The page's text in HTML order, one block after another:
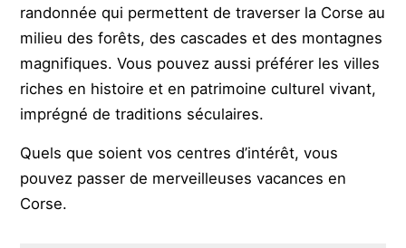
randonnée qui permettent de traverser la Corse au
milieu des forêts, des cascades et des montagnes
magnifiques. Vous pouvez aussi préférer les villes
riches en histoire et en patrimoine culturel vivant,
imprégné de traditions séculaires.
Quels que soient vos centres d’intérêt, vous
pouvez passer de merveilleuses vacances en
Corse.